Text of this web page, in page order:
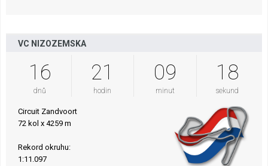
VC NIZOZEMSKA
16
dnů
21
hodin
09
minut
17
sekund
Circuit Zandvoort
72 kol x 4259 m
Rekord okruhu:
1:11.097